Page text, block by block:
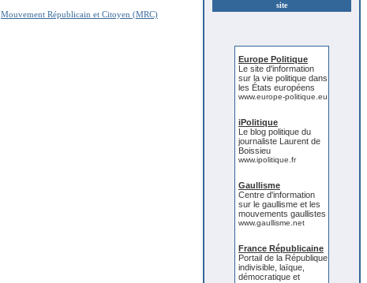
Mouvement Républicain et Citoyen (MRC)
site
Europe Politique
Le site d'information
sur la vie politique dans
les États européens
www.europe-politique.eu
iPolitique
Le blog politique du
journaliste Laurent de
Boissieu
www.ipolitique.fr
Gaullisme
Centre d'information
sur le gaullisme et les
mouvements gaullistes
www.gaullisme.net
France Républicaine
Portail de la République
indivisible, laïque,
démocratique et